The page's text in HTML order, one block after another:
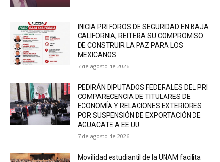
INICIA PRI FOROS DE SEGURIDAD EN BAJA
CALIFORNIA, REITERA SU COMPROMISO
DE CONSTRUIR LA PAZ PARA LOS
MEXICANOS
7 de agosto de 2026
PEDIRÁN DIPUTADOS FEDERALES DEL PRI
COMPARECENCIA DE TITULARES DE
ECONOMÍA Y RELACIONES EXTERIORES
POR SUSPENSIÓN DE EXPORTACIÓN DE
AGUACATE A EE.UU
7 de agosto de 2026
Movilidad estudiantil de la UNAM facilita